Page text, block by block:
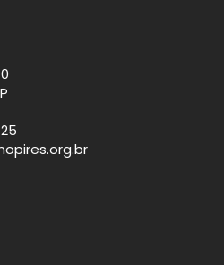
Calcialori
Lima
Pires